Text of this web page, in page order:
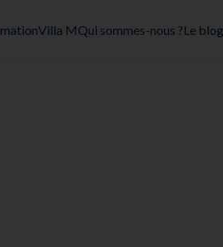
Villa MQui sommes-nous ?Le blog